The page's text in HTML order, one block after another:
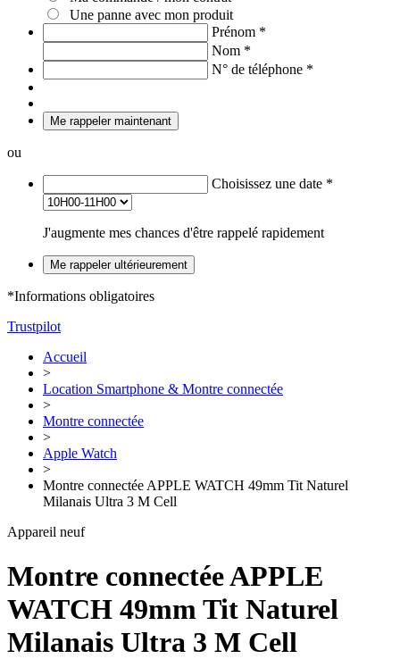
Une panne avec mon produit
Prénom *
Nom *
N° de téléphone *
Me rappeler maintenant
ou
Choisissez une date *
J'augmente mes chances d'être rappelé rapidement
Me rappeler ultérieurement
*Informations obligatoires
Trustpilot
Accueil
>
Location Smartphone & Montre connectée
>
Montre connectée
>
Apple Watch
>
Montre connectée APPLE WATCH 49mm Tit Naturel
Milanais Ultra 3 M Cell
Appareil neuf
Montre connectée APPLE
WATCH 49mm Tit Naturel
Milanais Ultra 3 M Cell